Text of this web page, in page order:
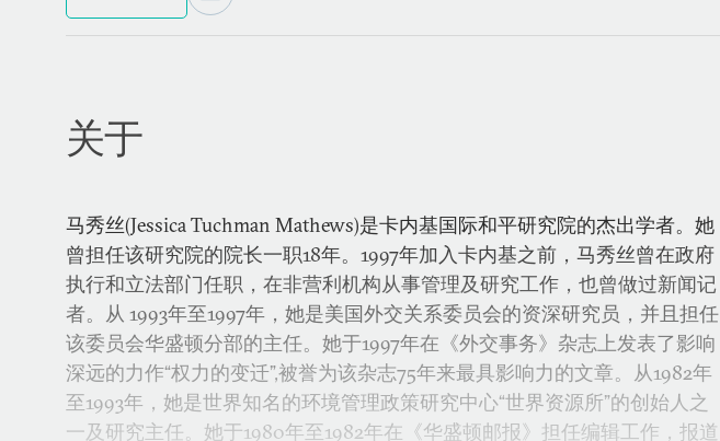
关于
马秀丝(Jessica Tuchman Mathews)是卡内基国际和平研究院的杰出学者。她
曾担任该研究院的院长一职18年。1997年加入卡内基之前，马秀丝曾在政府
执行和立法部门任职，在非营利机构从事管理及研究工作，也曾做过新闻记
者。从 1993年至1997年，她是美国外交关系委员会的资深研究员，并且担任
该委员会华盛顿分部的主任。她于1997年在《外交事务》杂志上发表了影响
深远的力作“权力的变迁”,被誉为该杂志75年来最具影响力的文章。从1982年
至1993年，她是世界知名的环境管理政策研究中心“世界资源所”的创始人之
一及研究主任。她于1980年至1982年在《华盛顿邮报》担任编辑工作，报道